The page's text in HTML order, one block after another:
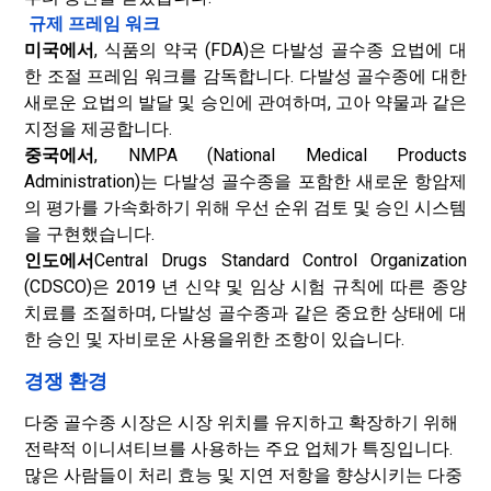
규제 프레임 워크
미국에서, 식품의 약국 (FDA)은 다발성 골수종 요법에 대
한 조절 프레임 워크를 감독합니다. 다발성 골수종에 대한
새로운 요법의 발달 및 승인에 관여하며, 고아 약물과 같은
지정을 제공합니다.
중국에서, NMPA (National Medical Products
Administration)는 다발성 골수종을 포함한 새로운 항암제
의 평가를 가속화하기 위해 우선 순위 검토 및 승인 시스템
을 구현했습니다.
인도에서Central Drugs Standard Control Organization
(CDSCO)은 2019 년 신약 및 임상 시험 규칙에 따른 종양
치료를 조절하며, 다발성 골수종과 같은 중요한 상태에 대
한 승인 및 자비로운 사용을위한 조항이 있습니다.
경쟁 환경
다중 골수종 시장은 시장 위치를 ​​유지하고 확장하기 위해
전략적 이니셔티브를 사용하는 주요 업체가 특징입니다.
많은 사람들이 처리 효능 및 지연 저항을 향상시키는 다중